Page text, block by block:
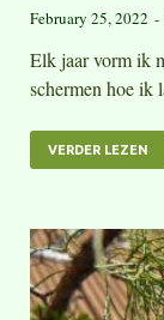
February 25, 2022 -
Elk jaar vorm ik
schermen hoe ik
VERDER LEZEN